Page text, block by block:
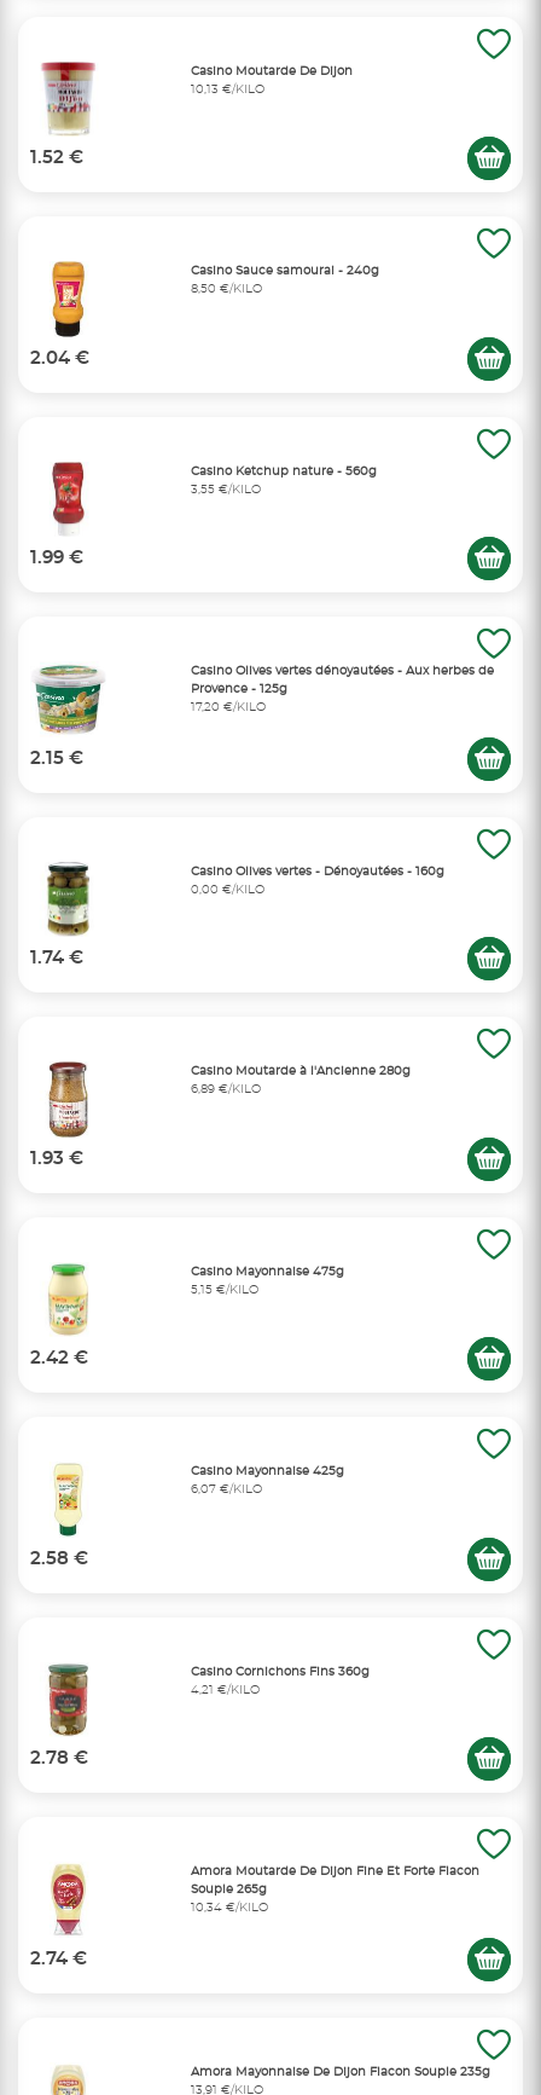
Casino Moutarde De Dijon
10,13 €/KILO
1.52 €
Casino Sauce samourai - 240g
8,50 €/KILO
2.04 €
Casino Ketchup nature - 560g
3,55 €/KILO
1.99 €
Casino Olives vertes dénoyautées - Aux herbes de
Provence - 125g
17,20 €/KILO
2.15 €
Casino Olives vertes - Dénoyautées - 160g
0,00 €/KILO
1.74 €
Casino Moutarde à l'Ancienne 280g
6,89 €/KILO
1.93 €
Casino Mayonnaise 475g
5,15 €/KILO
2.42 €
Casino Mayonnaise 425g
6,07 €/KILO
2.58 €
Casino Cornichons Fins 360g
4,21 €/KILO
2.78 €
Amora Moutarde De Dijon Fine Et Forte Flacon
Souple 265g
10,34 €/KILO
2.74 €
Amora Mayonnaise De Dijon Flacon Souple 235g
13,91 €/KILO